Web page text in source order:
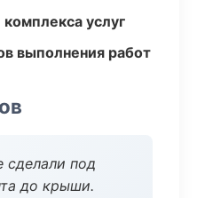
услуг
выполнения работ
сделали под
до крыши.